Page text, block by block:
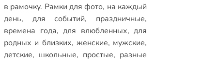
в рамочку. Рамки для фото, на каждый
день, для событий, праздничные,
времена года,для влюбленных,для
родных и близких, женские, мужские,
детские, школьные, простые, разные